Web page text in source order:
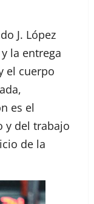
J. López
la entrega
el cuerpo
es el
y del trabajo
de la